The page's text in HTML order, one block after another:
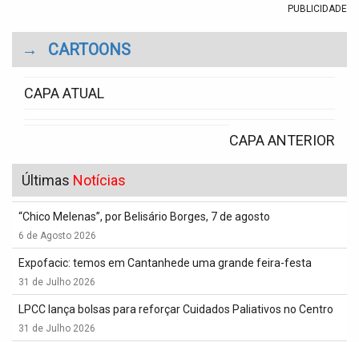
PUBLICIDADE
→ CARTOONS
CAPA ATUAL
CAPA ANTERIOR
Últimas Notícias
“Chico Melenas”, por Belisário Borges, 7 de agosto
6 de Agosto 2026
Expofacic: temos em Cantanhede uma grande feira-festa
31 de Julho 2026
LPCC lança bolsas para reforçar Cuidados Paliativos no Centro
31 de Julho 2026